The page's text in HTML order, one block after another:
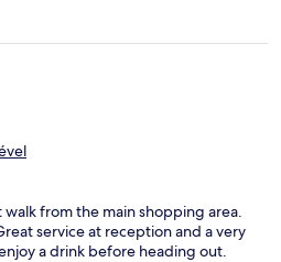
from the main shopping area.
service at reception and a very
a drink before heading out.